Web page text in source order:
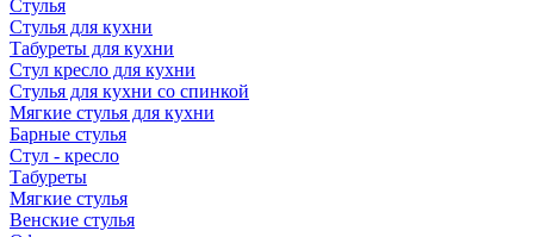
Стулья
Стулья для кухни
Табуреты для кухни
Стул кресло для кухни
Стулья для кухни со спинкой
Мягкие стулья для кухни
Барные стулья
Стул - кресло
Табуреты
Мягкие стулья
Венские стулья